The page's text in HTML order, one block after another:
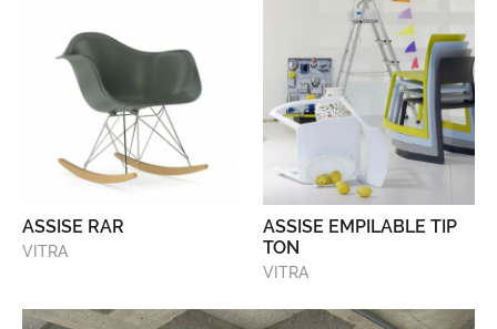
ASSISE RAR
VITRA
ASSISE EMPILABLE TIP
TON
VITRA